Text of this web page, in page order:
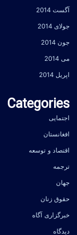
آگست 2014
جولای 2014
جون 2014
می 2014
اپریل 2014
Categories
اجتمایی
افغانستان
اقتصاد و توسعه
ترجمه
جهان
حقوق زنان
خبرگزاری آگاه
دیدگاه